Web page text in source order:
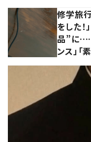
修学旅
をした
品”に……
ンス」「